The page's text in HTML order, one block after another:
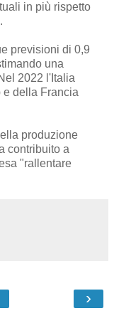
in più rispetto
previsioni di 0,9
una
2022 l'Italia
e della Francia
produzione
contribuito a
"rallentare
›